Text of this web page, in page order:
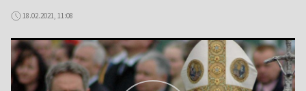
18.02.2021, 11:08